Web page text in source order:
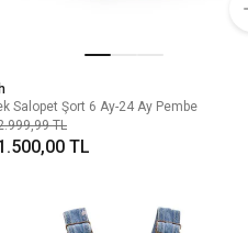
Salopet Şort 6 Ay-24 Ay Pembe
TL
TL